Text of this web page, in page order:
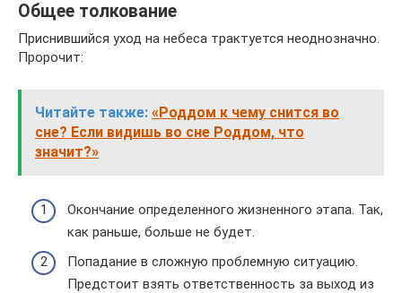
Общее толкование
Приснившийся уход на небеса трактуется неоднозначно.
Пророчит:
Читайте также: «Роддом к чему снится во
сне? Если видишь во сне Роддом, что
значит?»
Окончание определенного жизненного этапа. Так,
как раньше, больше не будет.
Попадание в сложную проблемную ситуацию.
Предстоит взять ответственность за выход из